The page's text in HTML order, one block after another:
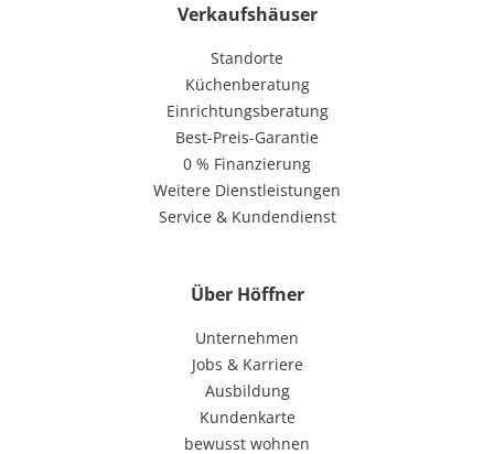
Verkaufshäuser
Standorte
Küchenberatung
Einrichtungsberatung
Best-Preis-Garantie
0 % Finanzierung
Weitere Dienstleistungen
Service & Kundendienst
Über Höffner
Unternehmen
Jobs & Karriere
Ausbildung
Kundenkarte
bewusst wohnen